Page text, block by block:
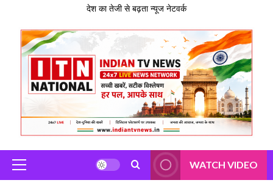
देश का तेजी से बढ़ता न्यूज नेटवर्क
Primary
Menu
WATCH VIDEO